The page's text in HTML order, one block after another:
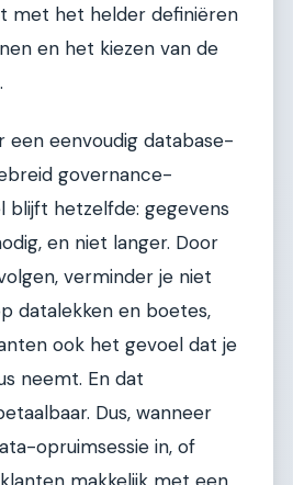
met het helder definiëren
en het kiezen van de
een eenvoudig database-
governance-
blijft hetzelfde: gegevens
en niet langer. Door
verminder je niet
datalekken en boetes,
ook het gevoel dat je
neemt. En dat
Dus, wanneer
opruimsessie in, of